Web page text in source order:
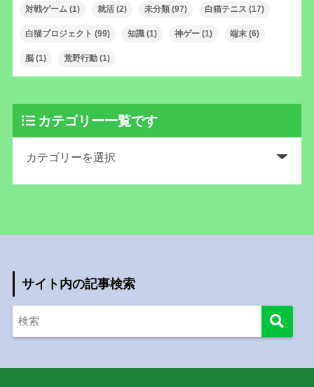
対戦ゲーム(1) 就活(2) 未分類(97) 白猫テニス (17)
白猫プロジェクト (99) 知識(1) 神ゲー(1) 端末(6)
脳(1) 荒野行動(1)
カテゴリー一覧です
サイト内の記事検索